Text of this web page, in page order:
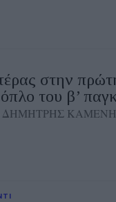
στην
του β’
ΔΗΜΗΤΡΗΣ